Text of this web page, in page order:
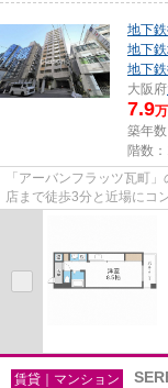
地下
地下
地下
大阪府
7.9
築年
階数
「アーバンフラッツ瓦町
店まで徒歩3分と近場にコ
賃貸｜マンション